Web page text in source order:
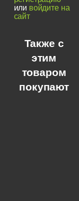
или войдите на
сайт
Также с
этим
товаром
покупают